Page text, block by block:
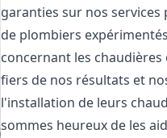
garanties sur nos
de plombiers
concernant les
fiers de nos résultats et
l'installation de leurs
sommes heureux de les